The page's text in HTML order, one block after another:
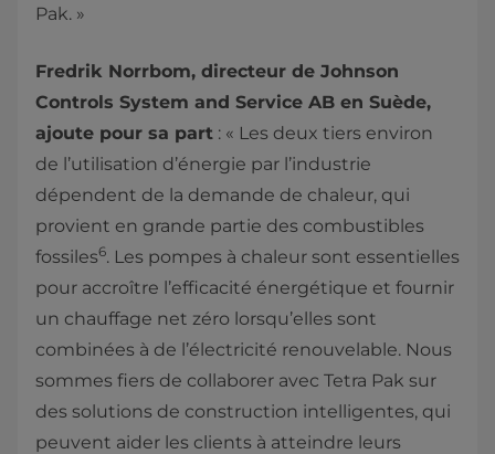
Pak. »
Fredrik Norrbom, directeur de Johnson
Controls System and Service AB en Suède,
ajoute pour sa part : « Les deux tiers environ
de l’utilisation d’énergie par l’industrie
dépendent de la demande de chaleur, qui
provient en grande partie des combustibles
fossiles6. Les pompes à chaleur sont essentielles
pour accroître l’efficacité énergétique et fournir
un chauffage net zéro lorsqu’elles sont
combinées à de l’électricité renouvelable. Nous
sommes fiers de collaborer avec Tetra Pak sur
des solutions de construction intelligentes, qui
peuvent aider les clients à atteindre leurs